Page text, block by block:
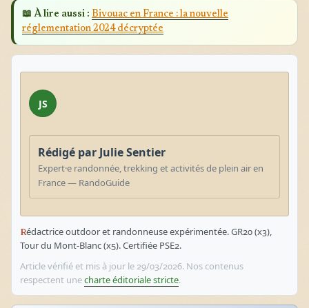
📖 À lire aussi : Bivouac en France : la nouvelle
réglementation 2024 décryptée
JS
Rédigé par Julie Sentier
Expert·e randonnée, trekking et activités de plein air en
France — RandoGuide
Rédactrice outdoor et randonneuse expérimentée. GR20 (x3),
Tour du Mont-Blanc (x5). Certifiée PSE2.
Article vérifié et mis à jour le 29/03/2026. Nos contenus
respectent unecharte éditoriale stricte.